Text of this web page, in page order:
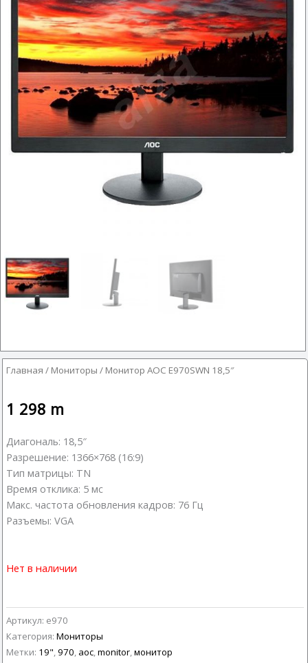
Главная / Мониторы / Монитор AOC E970SWN 18,5″
1 298 m
Диагональ: 18,5″
Разрешение: 1366×768 (16:9)
Тип матрицы: TN
Время отклика: 5 мс
Макс. частота обновления кадров: 76 Гц
Разъемы: VGA
Нет в наличии
Артикул: e970
Категория: Мониторы
Метки: 19",970, aoc,monitor,монитор